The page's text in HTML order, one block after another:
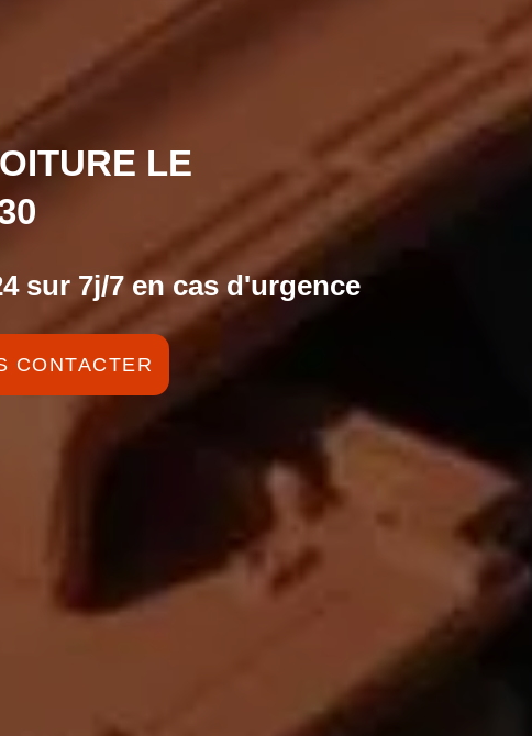
LE
sur 7j/7 en cas d'urgence
CONTACTER